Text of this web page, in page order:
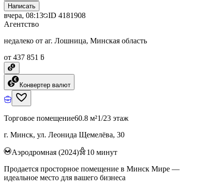
Написать
вчера, 08:13 ID 4181908
Агентство
недалеко от аг. Лошница, Минская область
от 437 851 ƃ
Конвертер валют
Торговое помещение60.8 м²1/23 этаж
г. Минск, ул. Леонида Щемелёва, 30
Аэродромная (2024) 10 минут
Продается просторное помещение в Минск Мире —
идеальное место для вашего бизнеса